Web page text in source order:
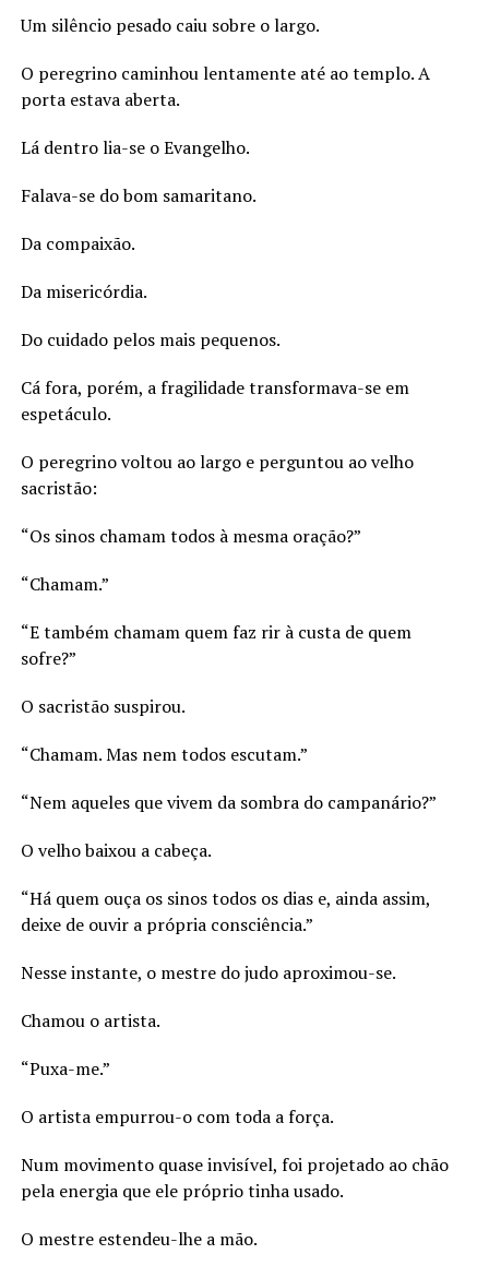
Um silêncio pesado caiu sobre o largo.
O peregrino caminhou lentamente até ao templo. A
porta estava aberta.
Lá dentro lia-se o Evangelho.
Falava-se do bom samaritano.
Da compaixão.
Da misericórdia.
Do cuidado pelos mais pequenos.
Cá fora, porém, a fragilidade transformava-se em
espetáculo.
O peregrino voltou ao largo e perguntou ao velho
sacristão:
“Os sinos chamam todos à mesma oração?”
“Chamam.”
“E também chamam quem faz rir à custa de quem
sofre?”
O sacristão suspirou.
“Chamam. Mas nem todos escutam.”
“Nem aqueles que vivem da sombra do campanário?”
O velho baixou a cabeça.
“Há quem ouça os sinos todos os dias e, ainda assim,
deixe de ouvir a própria consciência.”
Nesse instante, o mestre do judo aproximou-se.
Chamou o artista.
“Puxa-me.”
O artista empurrou-o com toda a força.
Num movimento quase invisível, foi projetado ao chão
pela energia que ele próprio tinha usado.
O mestre estendeu-lhe a mão.